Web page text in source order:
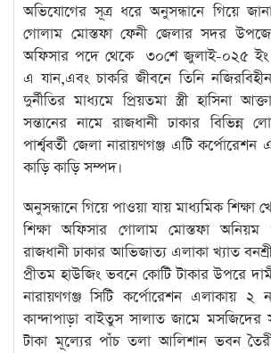
অভিযোগের সূত্র ধরে অনুসন্ধানে গিয়ে
গোলাম মোস্তফা ফেনী জেলার সদর
অফিসার পদে থেকে ৩০শে জুলাই-০২৫
এ যান,এবং চাকরি জীবনে তিনি
দুর্নীতির মাধ্যমে প্রিয়তমা স্ত্রী হাসিনা
সন্তানের নামে রাজধানী ঢাকার বিভিন্ন
পার্শ্ববর্তী জেলা নারায়ণগঞ্জ এটি
কাড়ি কাড়ি সম্পদ।
অনুসন্ধানে গিয়ে পাওয়া যায় মাধ্যমিক শিক্ষা
শিক্ষা অফিসার গোলাম মোস্তফা অনিয়ম
রাজধানী ঢাকার আভিজাত্য এলাকা খ্যাত
প্রীতম হাউজিং ভবনে কোটি টাকার উপরে
নারায়ণগঞ্জ সিটি কর্পোরেশন এলাকায় ২
কান্দাপাড়া বাইতুস সালাত জামে
টাকা মূল্যের পাঁচ তলা আলিশান ভবন